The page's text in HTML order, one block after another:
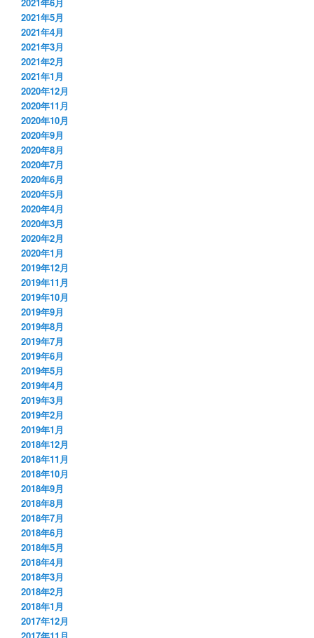
2021年6月
2021年5月
2021年4月
2021年3月
2021年2月
2021年1月
2020年12月
2020年11月
2020年10月
2020年9月
2020年8月
2020年7月
2020年6月
2020年5月
2020年4月
2020年3月
2020年2月
2020年1月
2019年12月
2019年11月
2019年10月
2019年9月
2019年8月
2019年7月
2019年6月
2019年5月
2019年4月
2019年3月
2019年2月
2019年1月
2018年12月
2018年11月
2018年10月
2018年9月
2018年8月
2018年7月
2018年6月
2018年5月
2018年4月
2018年3月
2018年2月
2018年1月
2017年12月